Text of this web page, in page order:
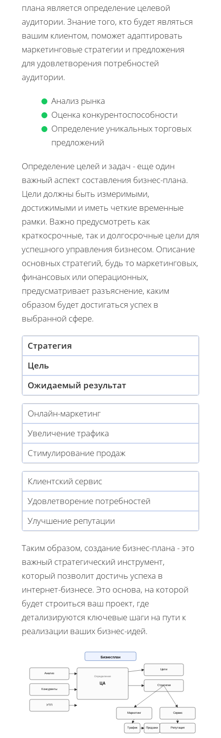
плана является определение целевой
аудитории. Знание того, кто будет являться
вашим клиентом, поможет адаптировать
маркетинговые стратегии и предложения
для удовлетворения потребностей
аудитории.
Анализ рынка
Оценка конкурентоспособности
Определение уникальных торговых
предложений
Определение целей и задач - еще один
важный аспект составления бизнес-плана.
Цели должны быть измеримыми,
достижимыми и иметь четкие временные
рамки. Важно предусмотреть как
краткосрочные, так и долгосрочные цели для
успешного управления бизнесом. Описание
основных стратегий, будь то маркетинговых,
финансовых или операционных,
предусматривает разъяснение, каким
образом будет достигаться успех в
выбранной сфере.
Стратегия
Цель
Ожидаемый результат
Онлайн-маркетинг
Увеличение трафика
Стимулирование продаж
Клиентский сервис
Удовлетворение потребностей
Улучшение репутации
Таким образом, создание бизнес-плана - это
важный стратегический инструмент,
который позволит достичь успеха в
интернет-бизнесе. Это основа, на которой
будет строиться ваш проект, где
детализируются ключевые шаги на пути к
реализации ваших бизнес-идей.
Бизнесплан
Анализ
Конкуренты
УТП
ЦА
Определение
Цели
Стратегии
Маркетинг Сервис
Трафик Продажи Репутация